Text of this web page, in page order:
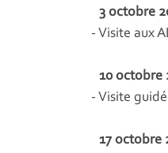
3 octobre
- Visite aux
10 octobre
- Visite
17 octobre